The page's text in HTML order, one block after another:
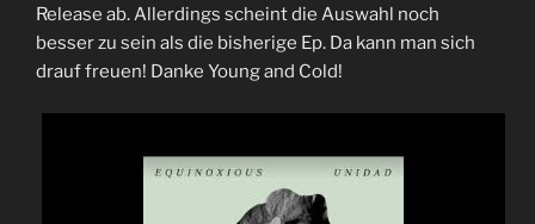
Release ab. Allerdings scheint die Auswahl noch
besser zu sein als die bisherige Ep. Da kann man sich
drauf freuen! Danke Young and Cold!